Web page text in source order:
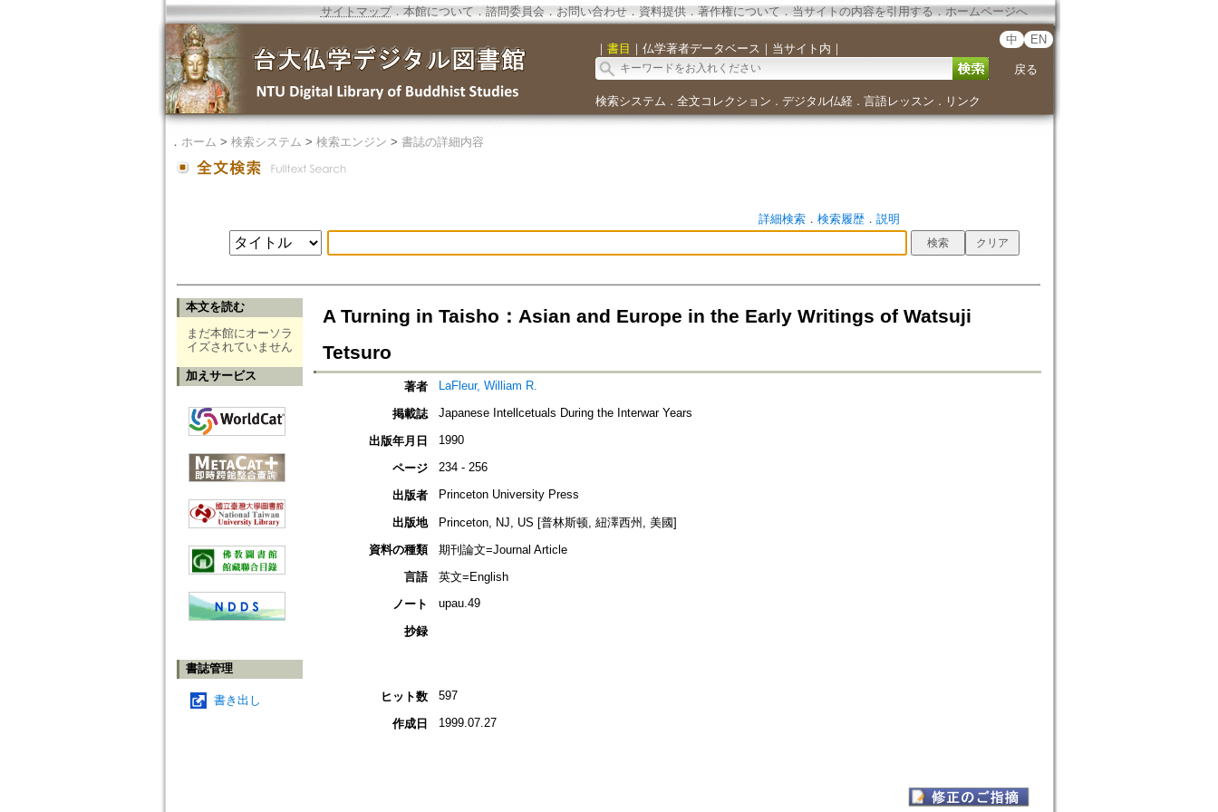
サイトマップ．本館について ． 諮問委員会． お問い合わせ． 資料提供． 著作権について．当サイトの内容を引用する ． ホームページへ
｜ 書目 ｜ 仏学著者データベース ｜ 当サイト内 ｜
中 EN
戻る
検索システム ． 全文コレクション ． デジタル仏経． 言語レッスン ． リンク
． ホーム > 検索システム > 検索エンジン > 書誌の詳細内容
詳細検索． 検索履歴． 説明
本文を読む
まだ本館にオーソラ
イズされていません
加えサービス
書誌管理
書き出し
A Turning in Taisho：Asian and Europe in the Early Writings of Watsuji
Tetsuro
著者 LaFleur, William R.
掲載誌 Japanese Intellcetuals During the Interwar Years
出版年月日 1990
ページ 234 - 256
出版者 Princeton University Press
出版地
Princeton, NJ, US [普林斯顿, 紐澤西州, 美國]
資料の種類
期刊論文=Journal Article
言語
英文=English
ノート
upau.49
抄録
ヒット数 597
作成日 1999.07.27